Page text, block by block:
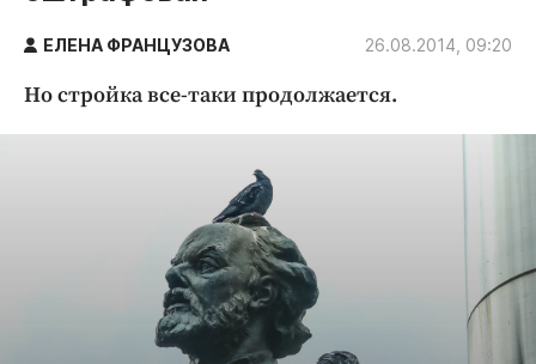
Статьи
Народные новости
Авто и транспорт
Благоустройство
Недвижимость и ЖКХ
Образование
Общество
ЕЛЕНА ФРАНЦУЗОВА 26.08.2014, 09:20
Но стройка все-таки продолжается.